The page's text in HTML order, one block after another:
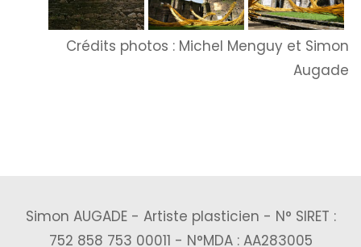
Crédits photos : Michel Menguy et Simon
Augade
Simon AUGADE - Artiste plasticien - N° SIRET :
752 858 753 00011 - N°MDA : AA283005